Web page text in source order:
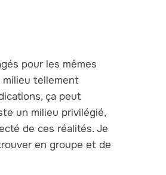
pour les mêmes
milieu tellement
ça peut
un milieu privilégié,
de ces réalités. Je
en groupe et de